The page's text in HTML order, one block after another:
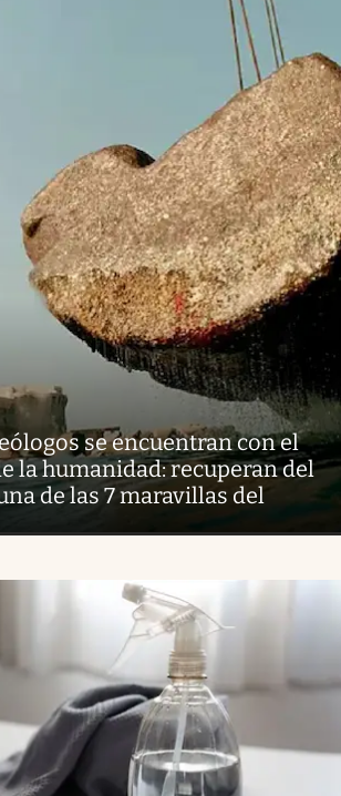
se encuentran con el
la humanidad: recuperan del
de las 7 maravillas del